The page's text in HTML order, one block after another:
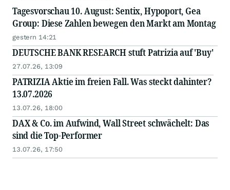
Tagesvorschau 10. August: Sentix, Hypoport, Gea
Group: Diese Zahlen bewegen den Markt am Montag
gestern 14:21
DEUTSCHE BANK RESEARCH stuft Patrizia auf 'Buy'
27.07.26, 13:09
PATRIZIA Aktie im freien Fall. Was steckt dahinter?
13.07.2026
13.07.26, 18:00
DAX & Co. im Aufwind, Wall Street schwächelt: Das
sind die Top-Performer
13.07.26, 17:50